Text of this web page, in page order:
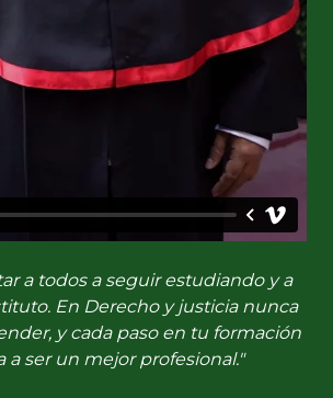
a todos a seguir estudiando y a
En Derecho y justicia nunca
y cada paso en tu formación
a ser un mejor profesional."